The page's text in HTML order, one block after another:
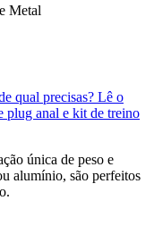
Metal
qual precisas? Lê o
plug anal e kit de treino
única de peso e
alumínio, são perfeitos